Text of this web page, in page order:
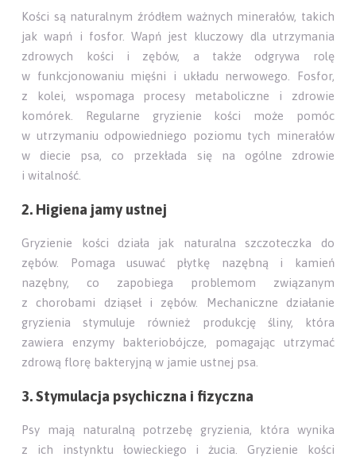
Kości są naturalnym źródłem ważnych minerałów, takich
jak wapń i fosfor. Wapń jest kluczowy dla utrzymania
zdrowych kości i zębów, a także odgrywa rolę
w funkcjonowaniu mięśni i układu nerwowego. Fosfor,
z kolei, wspomaga procesy metaboliczne i zdrowie
komórek. Regularne gryzienie kości może pomóc
w utrzymaniu odpowiedniego poziomu tych minerałów
w diecie psa, co przekłada się na ogólne zdrowie
i witalność.
2. Higiena jamy ustnej
Gryzienie kości działa jak naturalna szczoteczka do
zębów. Pomaga usuwać płytkę nazębną i kamień
nazębny, co zapobiega problemom związanym
z chorobami dziąseł i zębów. Mechaniczne działanie
gryzienia stymuluje również produkcję śliny, która
zawiera enzymy bakteriobójcze, pomagając utrzymać
zdrową florę bakteryjną w jamie ustnej psa.
3. Stymulacja psychiczna i fizyczna
Psy mają naturalną potrzebę gryzienia, która wynika
z ich instynktu łowieckiego i żucia. Gryzienie kości